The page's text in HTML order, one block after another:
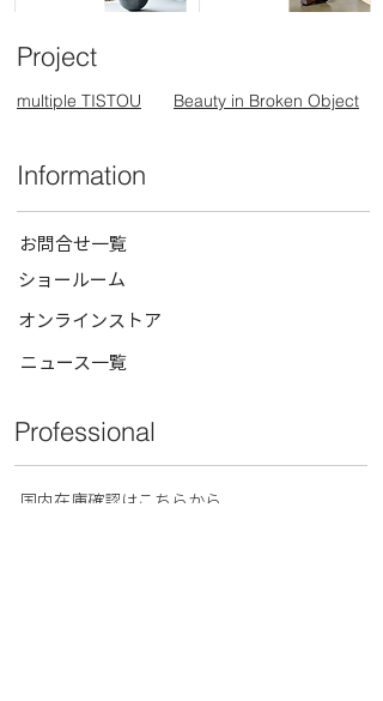
Project
multiple TISTOU Beauty in Broken Object
Information
お問合せ一覧
ショールーム
オンラインストア
ニュース一覧
Professional
​国内在庫確認はこちらから